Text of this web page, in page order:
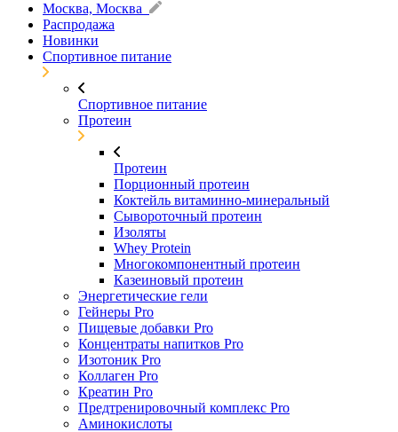
Москва, Москва
Распродажа
Новинки
Спортивное питание
Спортивное питание
Протеин
Протеин
Порционный протеин
Коктейль витаминно-минеральный
Сывороточный протеин
Изоляты
Whey Protein
Многокомпонентный протеин
Казеиновый протеин
Энергетические гели
Гейнеры Pro
Пищевые добавки Pro
Концентраты напитков Pro
Изотоник Pro
Коллаген Pro
Креатин Pro
Предтренировочный комплекс Pro
Аминокислоты